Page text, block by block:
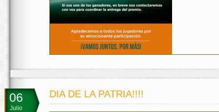
06
Julio
DIA DE LA PATRIA!!!!